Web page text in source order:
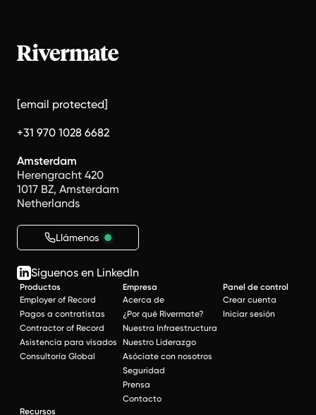
[email protected]
+31 970 1028 6682
Amsterdam
Herengracht 420
1017 BZ, Amsterdam
Netherlands
Llámenos
Síguenos en LinkedIn
Productos
Employer of Record
Pagos a contratistas
Contractor of Record
Asistencia para visados
Consultoría Global
Empresa
Acerca de
¿Por qué Rivermate?
Nuestra Infraestructura
Nuestro Liderazgo
Asóciate con nosotros
Seguridad
Prensa
Contacto
Panel de control
Crear cuenta
Iniciar sesión
Recursos